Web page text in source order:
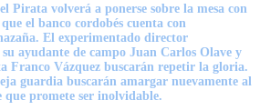
Pirata volverá a ponerse sobre la mesa con
el banco cordobés cuenta con
El experimentado director
su ayudante de campo Juan Carlos Olave y
Franco Vázquez buscarán repetir la gloria.
guardia buscarán amargar nuevamente al
promete ser inolvidable.